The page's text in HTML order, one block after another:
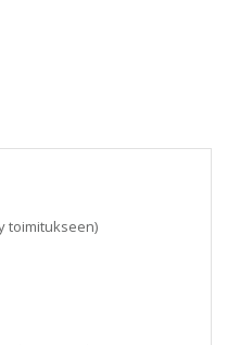
toimitukseen)